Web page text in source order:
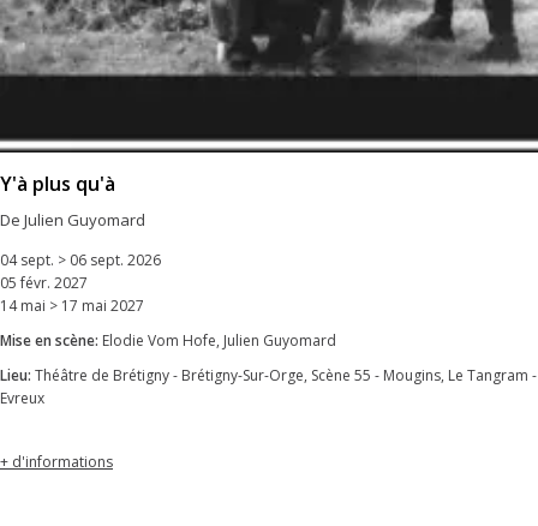
Y'à plus qu'à
De Julien Guyomard
04 sept. > 06 sept. 2026
05 févr. 2027
14 mai > 17 mai 2027
Mise en scène: Elodie Vom Hofe, Julien Guyomard
Lieu: Théâtre de Brétigny - Brétigny-Sur-Orge, Scène 55 - Mougins, Le Tangram -
Evreux
+ d'informations